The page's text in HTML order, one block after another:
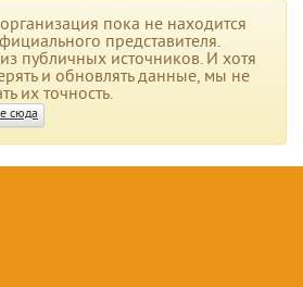
пока не находится
представителя.
публичных источников. И хотя
и обновлять данные, мы не
их точность.
сюда